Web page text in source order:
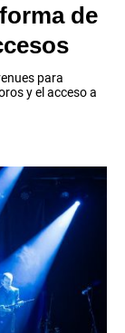
de
para
y el acceso a